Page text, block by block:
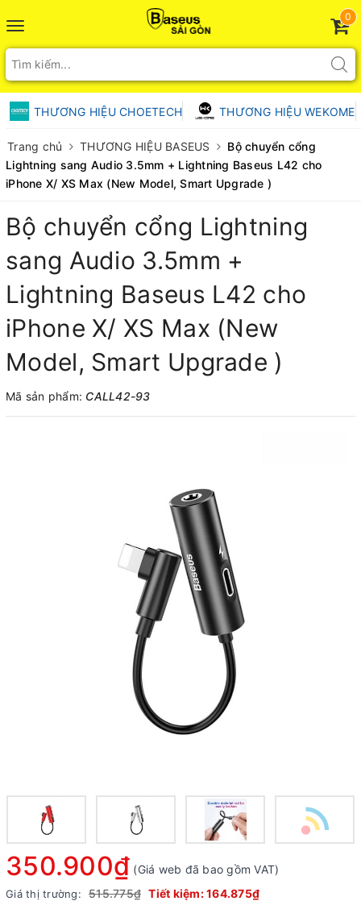
Toggle
navigation
0
THƯƠNG HIỆU CHOETECH THƯƠNG HIỆU WEKOME
Trang chủ THƯƠNG HIỆU BASEUS
Bộ chuyển cổng
Lightning sang Audio 3.5mm + Lightning Baseus L42 cho
iPhone X/ XS Max (New Model, Smart Upgrade )
Bộ chuyển cổng Lightning
sang Audio 3.5mm +
Lightning Baseus L42 cho
iPhone X/ XS Max (New
Model, Smart Upgrade )
Mã sản phẩm: CALL42-93
350.900₫ (Giá web đã bao gồm VAT)
Giá thị trường: 515.775₫ Tiết kiệm:164.875₫